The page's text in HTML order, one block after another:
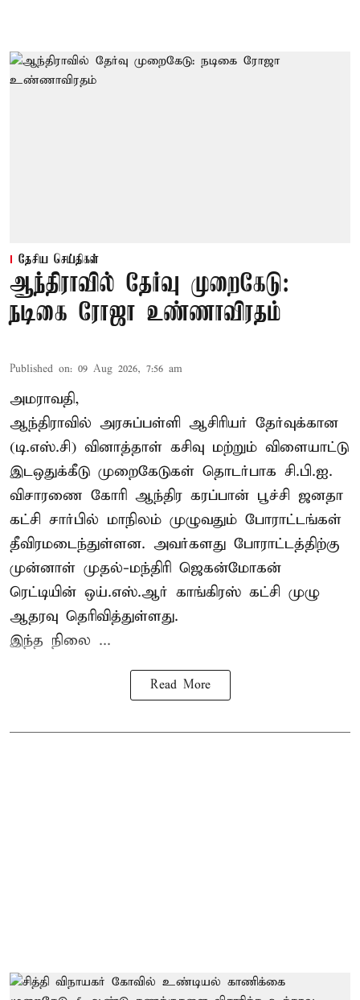
தேசிய செய்திகள்
ஆந்திராவில் தேர்வு முறைகேடு:
நடிகை ரோஜா உண்ணாவிரதம்
Published on: 09 Aug 2026, 7:56 am
அமராவதி,
ஆந்திராவில் அரசுப்பள்ளி ஆசிரியர் தேர்வுக்கான
(டி.எஸ்.சி) வினாத்தாள் கசிவு மற்றும் விளையாட்டு
இடஒதுக்கீடு முறைகேடுகள் தொடர்பாக சி.பி.ஐ.
விசாரணை கோரி ஆந்திர கரப்பான் பூச்சி ஜனதா
கட்சி சார்பில் மாநிலம் முழுவதும் போராட்டங்கள்
தீவிரமடைந்துள்ளன. அவர்களது போராட்டத்திற்கு
முன்னாள் முதல்-மந்திரி ஜெகன்மோகன்
ரெட்டியின் ஒய்.எஸ்.ஆர் காங்கிரஸ் கட்சி முழு
ஆதரவு தெரிவித்துள்ளது.
இந்த நிலை ...
Read More